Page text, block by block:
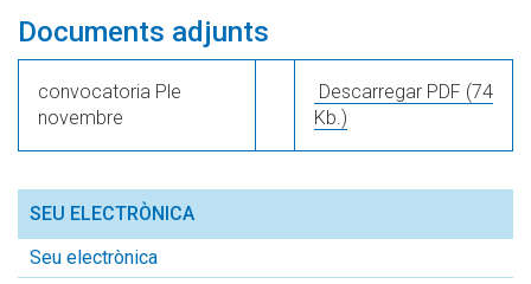
Documents adjunts
convocatoria Ple
novembre
Descarregar PDF (74
Kb.)
SEU ELECTRÒNICA
Seu electrònica